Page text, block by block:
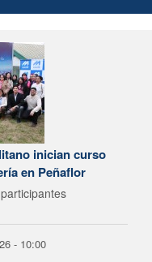
inician curso
en Peñaflor
- 10:00